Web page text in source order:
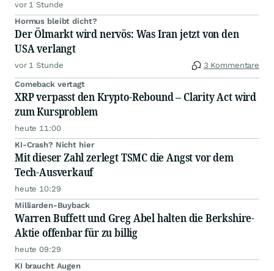
vor 1 Stunde
Hormus bleibt dicht?
Der Ölmarkt wird nervös: Was Iran jetzt von den
USA verlangt
vor 1 Stunde 3 Kommentare
Comeback vertagt
XRP verpasst den Krypto-Rebound – Clarity Act wird
zum Kursproblem
heute 11:00
KI-Crash? Nicht hier
Mit dieser Zahl zerlegt TSMC die Angst vor dem
Tech-Ausverkauf
heute 10:29
Milliarden-Buyback
Warren Buffett und Greg Abel halten die Berkshire-
Aktie offenbar für zu billig
heute 09:29
KI braucht Augen